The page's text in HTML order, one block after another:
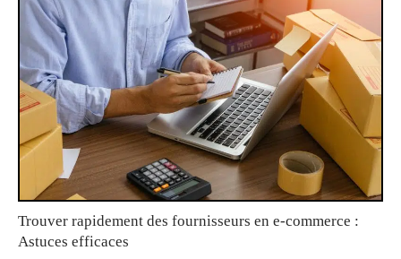
Trouver rapidement des fournisseurs en e-commerce :
Astuces efficaces